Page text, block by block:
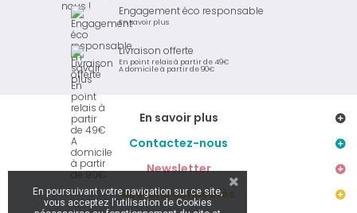
Engagement éco responsable
En savoir plus
Livraison offerte
En point relais à partir de 49€
A domicile à partir de 90€
En savoir plus
Contactez-nous
Newsletter
Restons connectés
En poursuivant votre navigation sur ce site,
vous acceptez l'utilisation de Cookies